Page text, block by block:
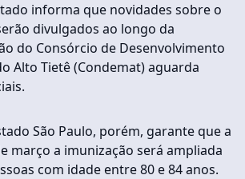
informa que novidades sobre o
divulgados ao longo da
do Consórcio de Desenvolvimento
Alto Tietê (Condemat) aguarda
São Paulo, porém, garante que a
março a imunização será ampliada
com idade entre 80 e 84 anos.